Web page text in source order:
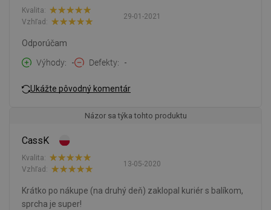
29-01-2021
Kvalita:
Vzhľad:
Odporúčam
Výhody
- Defekty -
Ukážte pôvodný komentár
Názor sa týka tohto produktu
CassK
13-05-2020
Kvalita:
Vzhľad:
Krátko po nákupe (na druhý deň) zaklopal kuriér s balíkom,
sprcha je super!